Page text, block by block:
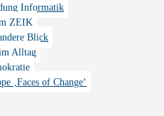
Informatik
ZEIK
Blick
Alltag
‚Faces of Change‘